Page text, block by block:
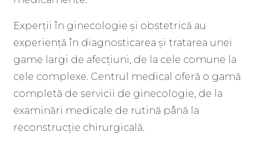
Experții în ginecologie și obstetrică au
experiență în diagnosticarea și tratarea unei
game largi de afecțiuni, de la cele comune la
cele complexe. Centrul medical oferă o gamă
completă de servicii de ginecologie, de la
examinări medicale de rutină până la
reconstrucție chirurgicală.